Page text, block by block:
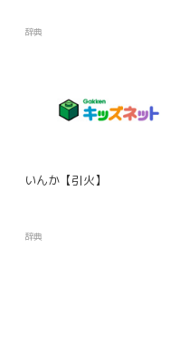
辞典
いんか【引火】
辞典